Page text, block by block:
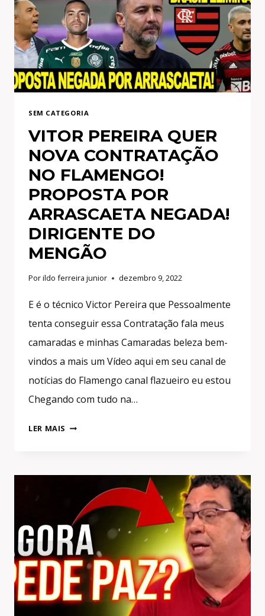
SEM CATEGORIA
VITOR PEREIRA QUER
NOVA CONTRATAÇÃO
NO FLAMENGO!
PROPOSTA POR
ARRASCAETA NEGADA!
DIRIGENTE DO
MENGÃO
Porildo ferreira junior dezembro 9, 2022
E é o técnico Victor Pereira que Pessoalmente
tenta conseguir essa Contratação fala meus
camaradas e minhas Camaradas beleza bem-
vindos a mais um Vídeo aqui em seu canal de
notícias do Flamengo canal flazueiro eu estou
Chegando com tudo na…
LER MAIS VITOR
FLAMENGO!
PROPOSTA
POR
ARRASCAETA
NEGADA!
DIRIGENTE
DO